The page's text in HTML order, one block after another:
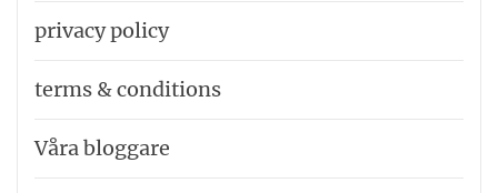
privacy policy
terms & conditions
Våra bloggare